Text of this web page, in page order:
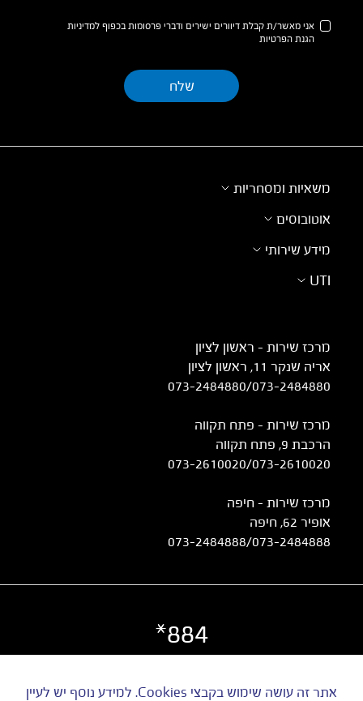
אני מאשר/ת קבלת דיוורים ישירים ודברי פרסומות בכפוף למדיניות
הגנת הפרטיות
משאיות ומסחריות
אוטובוסים
מידע שירותי
UTI
מרכז שירות – ראשון לציון
אריה שנקר 11, ראשון לציון
073-2484880/073-2484880
מרכז שירות – פתח תקווה
הרכבת 9, פתח תקווה
073-2610020/073-2610020
מרכז שירות - חיפה
אופיר 62, חיפה
073-2484888/073-2484888
884*
אתר זה עושה שימוש בקבצי Cookies. למידע נוסף יש לעיין